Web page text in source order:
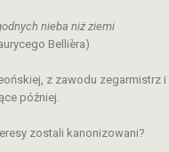
nieba niż ziemi
Bellièra)
z zawodu
później.
zostali kanonizowani?